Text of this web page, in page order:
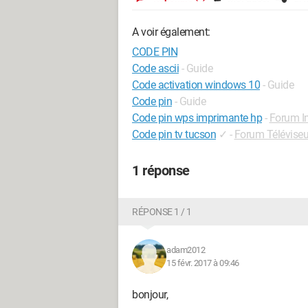
A voir également:
CODE PIN
Code ascii - Guide
Code activation windows 10 - Guide
Code pin - Guide
Code pin wps imprimante hp - Forum
Code pin tv tucson ✓ - Forum
1 réponse
RÉPONSE 1 / 1
adam2012
15 févr. 2017 à 09:46
bonjour,